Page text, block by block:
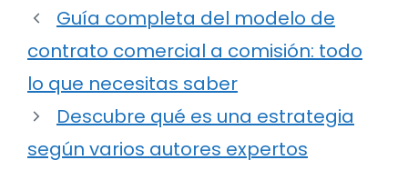
Guía completa del modelo de
contrato comercial a comisión: todo
lo que necesitas saber
Descubre qué es una estrategia
según varios autores expertos